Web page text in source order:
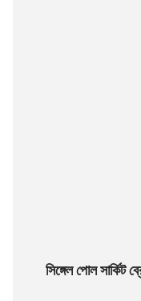
সিঙ্গেল পোল